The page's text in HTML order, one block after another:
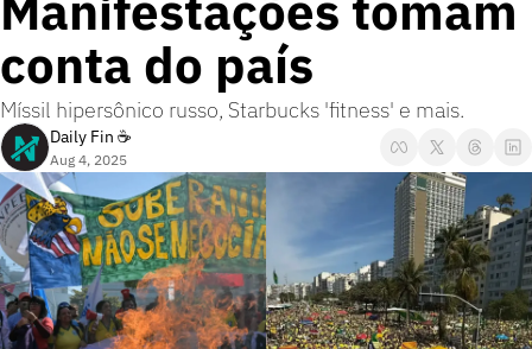
conta do país
Míssil hipersônico russo, Starbucks 'fitness' e mais.
Daily Fin ☕
Aug 4, 2025